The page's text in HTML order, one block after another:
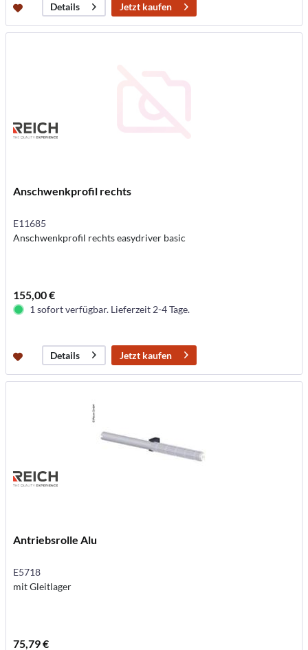
Details Jetzt kaufen
Anschwenkprofil rechts
E11685
Anschwenkprofil rechts easydriver basic
155,00 €
1 sofort verfügbar. Lieferzeit 2-4 Tage.
Details Jetzt kaufen
Antriebsrolle Alu
E5718
mit Gleitlager
75,79 €